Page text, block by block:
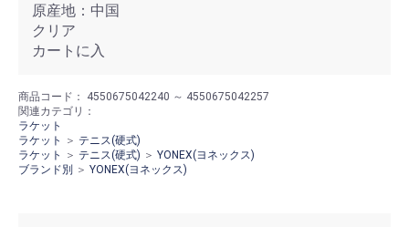
原産地：中国
クリア
カートに入
商品コード： 4550675042240 ～ 4550675042257
関連カテゴリ：
ラケット
ラケット
＞ テニス(硬式)
ラケット
＞ テニス(硬式) ＞ YONEX(ヨネックス)
ブランド別
＞ YONEX(ヨネックス)